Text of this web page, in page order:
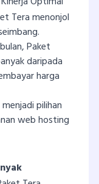
Tera menonjol
Paket
daripada
harga
pilihan
web hosting